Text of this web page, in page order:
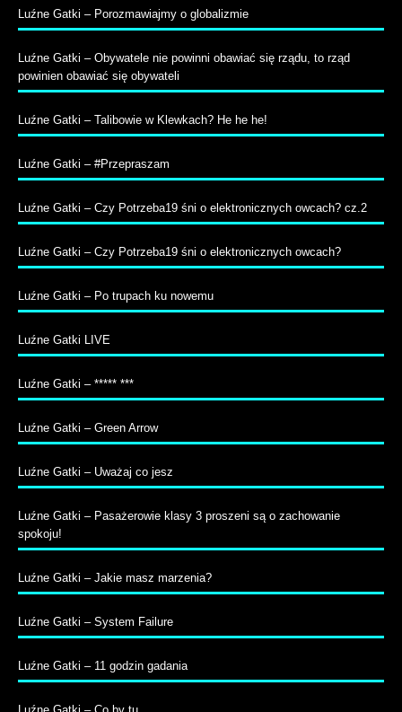
Luźne Gatki – Porozmawiajmy o globalizmie
Luźne Gatki – Obywatele nie powinni obawiać się rządu, to rząd
powinien obawiać się obywateli
Luźne Gatki – Talibowie w Klewkach? He he he!
Luźne Gatki – #Przepraszam
Luźne Gatki – Czy Potrzeba19 śni o elektronicznych owcach? cz.2
Luźne Gatki – Czy Potrzeba19 śni o elektronicznych owcach?
Luźne Gatki – Po trupach ku nowemu
Luźne Gatki LIVE
Luźne Gatki – ***** ***
Luźne Gatki – Green Arrow
Luźne Gatki – Uważaj co jesz
Luźne Gatki – Pasażerowie klasy 3 proszeni są o zachowanie
spokoju!
Luźne Gatki – Jakie masz marzenia?
Luźne Gatki – System Failure
Luźne Gatki – 11 godzin gadania